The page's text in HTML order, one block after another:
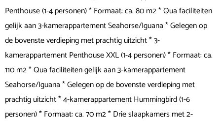
Penthouse (1-4 personen) * Formaat: ca. 80 m2 * Qua faciliteiten
gelijk aan 3-kamerappartement Seahorse/Iguana * Gelegen op
de bovenste verdieping met prachtig uitzicht * 3-
kamerappartement Penthouse XXL (1-4 personen) * Formaat: ca.
110 m2 * Qua faciliteiten gelijk aan 3-kamerappartement
Seahorse/Iguana * Gelegen op de bovenste verdieping met
prachtig uitzicht * 4-kamerappartement Hummingbird (1-6
personen) * Formaat: ca. 70 m2 * Drie slaapkamers met 2-